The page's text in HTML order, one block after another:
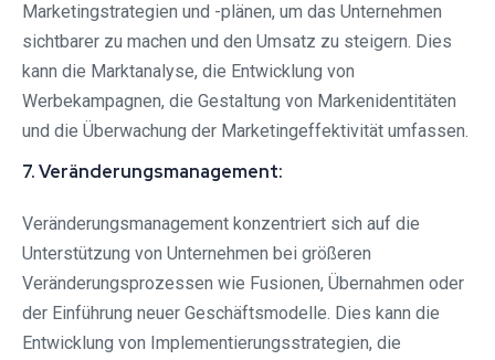
Marketingstrategien und -plänen, um das Unternehmen
sichtbarer zu machen und den Umsatz zu steigern. Dies
kann die Marktanalyse, die Entwicklung von
Werbekampagnen, die Gestaltung von Markenidentitäten
und die Überwachung der Marketingeffektivität umfassen.
7. Veränderungsmanagement:
Veränderungsmanagement konzentriert sich auf die
Unterstützung von Unternehmen bei größeren
Veränderungsprozessen wie Fusionen, Übernahmen oder
der Einführung neuer Geschäftsmodelle. Dies kann die
Entwicklung von Implementierungsstrategien, die